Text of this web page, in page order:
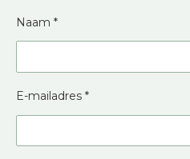
Naam *
E-mailadres *